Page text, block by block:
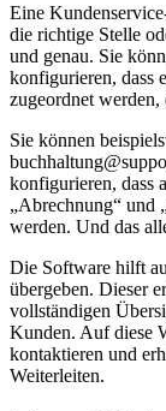
Eine
die richtige Stelle
und genau. Sie
konfigurieren, dass
zugeordnet
Sie können
konfigurieren, dass
„Abrechnung“ und
werden. Und das
Die Software hilft
übergeben. Dieser
vollständigen
Kunden. Auf diese
kontaktieren und
Weiterleiten.